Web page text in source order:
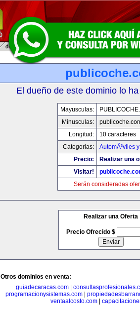
El dueño de este dominio lo
Mayusculas:
Minusculas:
Longitud:
10 caracteres
Categorias:
AutomÃ³viles
Precio:
Realizar una
Visitar!
Serán consideradas
Realizar una Oferta
Precio Ofrecido $
Otros dominios en venta:
guiadecaracas.com
programacionysistemas.com|
ventaalcosto.com|